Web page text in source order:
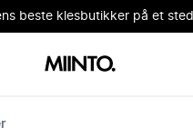
beste klesbutikker på et sted